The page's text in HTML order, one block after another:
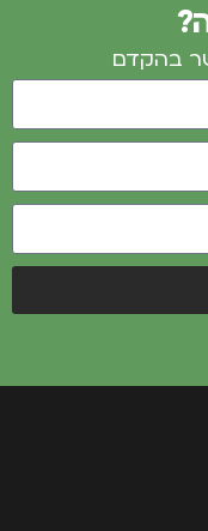
בהקדם